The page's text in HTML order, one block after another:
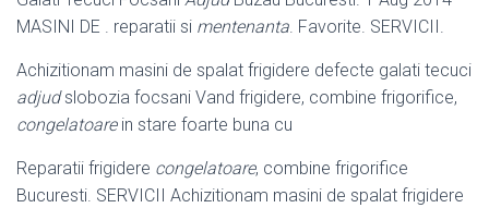
MASINI DE . reparatii si mentenanta. Favorite. SERVICII.
Achizitionam masini de spalat frigidere defecte galati tecuci
adjudslobozia focsani Vand frigidere, combine frigorifice,
congelatoarein stare foarte buna cu
Reparatii frigidere congelatoare, combine frigorifice
Bucuresti. SERVICII Achizitionam masini de spalat frigidere